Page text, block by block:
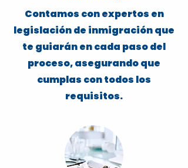
Contamos con expertos en
legislación de inmigración que
te guiarán en cada paso del
proceso, asegurando que
cumplas con todos los
requisitos.